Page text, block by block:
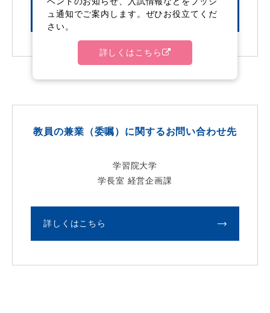
詳しくはこちら
教員の兼業（委嘱）に関するお問い合わせ先
学習院大学
学長室 経営企画課
詳しくはこちら
ュ通知でご案内します。ぜひお役立てくだ
さい。
詳しくはこちら